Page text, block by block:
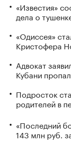
«Известия»
дела о
«Одиссея»
Кристофера
Адвокат
Кубани
Подросток
родителей в
«Последний
143 млн руб.